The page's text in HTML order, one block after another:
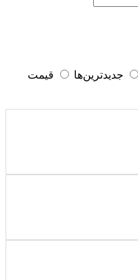
جديدترين‌ها
قيمت